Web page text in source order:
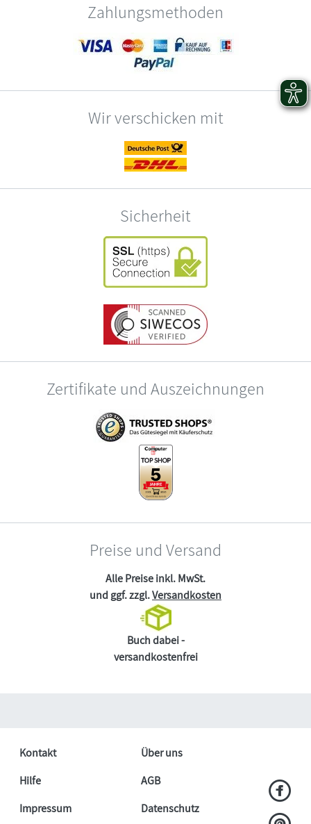
Zahlungsmethoden
Wir verschicken mit
Sicherheit
Zertifikate und Auszeichnungen
Preise und Versand
Alle Preise inkl. MwSt.
und ggf. zzgl.Versandkosten
Buch dabei -
versandkostenfrei
Kontakt
Über uns
Hilfe
AGB
Impressum
Datenschutz